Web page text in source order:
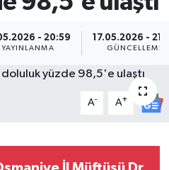
- 20:59
YAYINLANMA
17.05.2026 -
GÜNCELLEME
A- A+